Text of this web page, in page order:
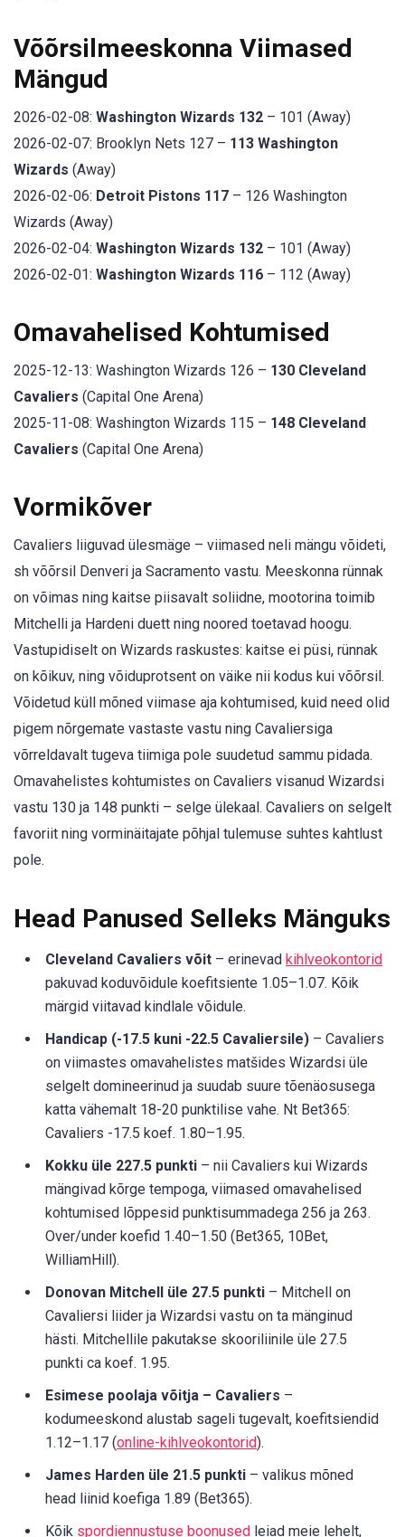
Võõrsilmeeskonna Viimased
Mängud
2026-02-08: Washington Wizards 132 – 101 (Away)
2026-02-07: Brooklyn Nets 127 – 113 Washington
Wizards (Away)
2026-02-06: Detroit Pistons 117 – 126 Washington
Wizards (Away)
2026-02-04: Washington Wizards 132 – 101 (Away)
2026-02-01: Washington Wizards 116 – 112 (Away)
Omavahelised Kohtumised
2025-12-13: Washington Wizards 126 – 130 Cleveland
Cavaliers (Capital One Arena)
2025-11-08: Washington Wizards 115 – 148 Cleveland
Cavaliers (Capital One Arena)
Vormikõver
Cavaliers liiguvad ülesmäge – viimased neli mängu võideti,
sh võõrsil Denveri ja Sacramento vastu. Meeskonna rünnak
on võimas ning kaitse piisavalt soliidne, mootorina toimib
Mitchelli ja Hardeni duett ning noored toetavad hoogu.
Vastupidiselt on Wizards raskustes: kaitse ei püsi, rünnak
on kõikuv, ning võiduprotsent on väike nii kodus kui võõrsil.
Võidetud küll mõned viimase aja kohtumised, kuid need olid
pigem nõrgemate vastaste vastu ning Cavaliersiga
võrreldavalt tugeva tiimiga pole suudetud sammu pidada.
Omavahelistes kohtumistes on Cavaliers visanud Wizardsi
vastu 130 ja 148 punkti – selge ülekaal. Cavaliers on selgelt
favoriit ning vorminäitajate põhjal tulemuse suhtes kahtlust
pole.
Head Panused Selleks Mänguks
Cleveland Cavaliers võit – erinevad kihlveokontorid
pakuvad koduvõidule koefitsiente 1.05–1.07. Kõik
märgid viitavad kindlale võidule.
Handicap (-17.5 kuni -22.5 Cavaliersile) – Cavaliers
on viimastes omavahelistes matšides Wizardsi üle
selgelt domineerinud ja suudab suure tõenäosusega
katta vähemalt 18-20 punktilise vahe. Nt Bet365:
Cavaliers -17.5 koef. 1.80–1.95.
Kokku üle 227.5 punkti – nii Cavaliers kui Wizards
mängivad kõrge tempoga, viimased omavahelised
kohtumised lõppesid punktisummadega 256 ja 263.
Over/under koefid 1.40–1.50 (Bet365, 10Bet,
WilliamHill).
Donovan Mitchell üle 27.5 punkti – Mitchell on
Cavaliersi liider ja Wizardsi vastu on ta mänginud
hästi. Mitchellile pakutakse skooriliinile üle 27.5
punkti ca koef. 1.95.
Esimese poolaja võitja – Cavaliers –
kodumeeskond alustab sageli tugevalt, koefitsiendid
1.12–1.17 (online-kihlveokontorid).
James Harden üle 21.5 punkti – valikus mõned
head liinid koefiga 1.89 (Bet365).
Kõik spordiennustuse boonused leiad meie lehelt,